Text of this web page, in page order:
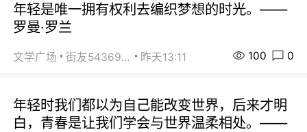
年轻是唯一拥有权利去编织梦想的时光。——
罗曼·罗兰
文学广场 街友54369822 昨天13:11 100 0
年轻时我们都以为自己能改变世界，后来才明
白，青春是让我们学会与世界温柔相处。——